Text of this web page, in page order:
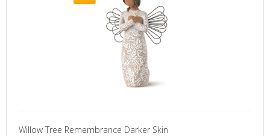
Willow Tree Remembrance Darker Skin